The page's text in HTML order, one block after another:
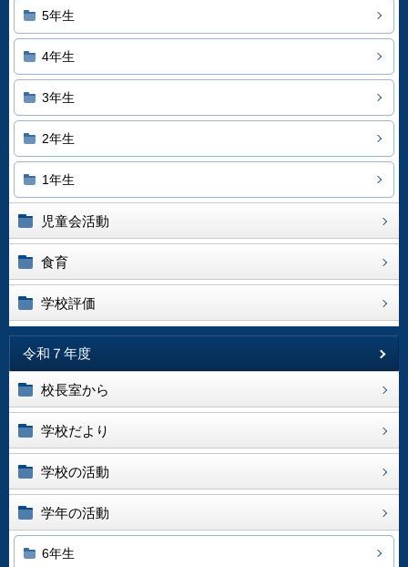
5年生
4年生
3年生
2年生
1年生
児童会活動
食育
学校評価
令和７年度
校長室から
学校だより
学校の活動
学年の活動
6年生